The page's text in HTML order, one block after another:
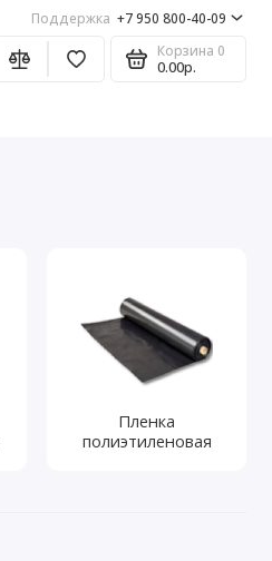
Поддержка +7 950 800-40-09
Корзина 0
0.00р.
Пленка
полиэтиленовая